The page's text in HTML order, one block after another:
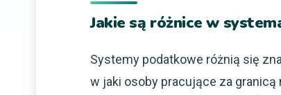
Jakie są różnice w
Systemy podatkowe różnią się
w jaki osoby pracujące za